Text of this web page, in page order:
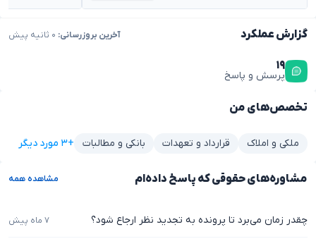
گزارش عملکرد آخرین بروزرسانی:
۱۹
پرسش و پاسخ
تخصص‌های من
ملکی و املاک قرارداد و تعهدات بانکی و مطالبات +۳ مورد دیگر
مشاوره‌های حقوقی که پاسخ داده‌ام مشاهده همه
چقدر زمان می‌برد تا پرونده به تجدید نظر ارجاع شود؟ ۷ ماه پیش